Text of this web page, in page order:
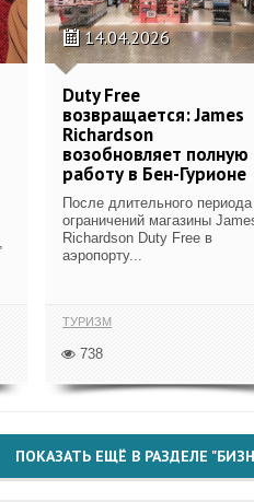
14.04.2026
Duty Free
возвращается: James
Richardson
возобновляет полную
работу в Бен-Гурионе
После длительного периода
ограничений магазины
Richardson Duty Free в
аэропорту...
ТУРИЗМ
738
ПОКАЗАТЬ ЕЩЁ В РАЗДЕЛЕ